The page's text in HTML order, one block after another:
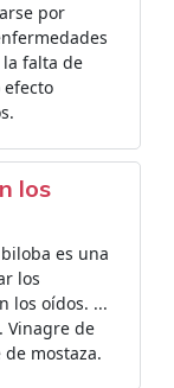
por
falta de
efecto
los
es una
los
los oídos. ...
Vinagre de
de mostaza.